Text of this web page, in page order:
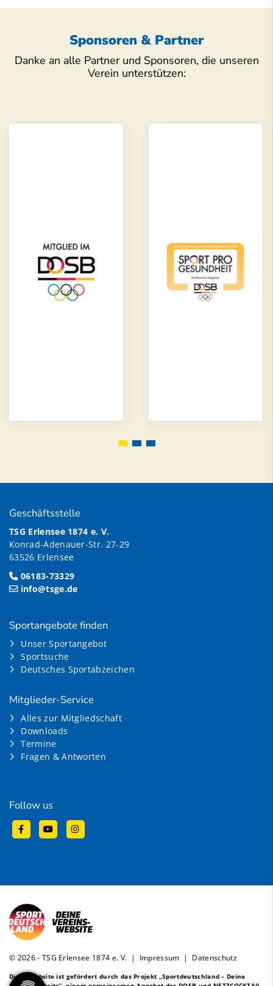
Sponsoren & Partner
Danke an alle Partner und Sponsoren, die unseren
Verein unterstützen:
Geschäftsstelle
TSG Erlensee 1874 e. V.
Konrad-Adenauer-Str. 27-29
63526 Erlensee
06183-73329
info@tsge.de
Sportangebote finden
Unser Sportangebot
Sportsuche
Deutsches Sportabzeichen
Mitglieder-Service
Alles zur Mitgliedschaft
Downloads
Termine
Fragen & Antworten
Follow us
© 2026 - TSG Erlensee 1874 e. V. | Impressum | Datenschutz
Diese Website ist gefördert durch das Projekt „Sportdeutschland – Deine